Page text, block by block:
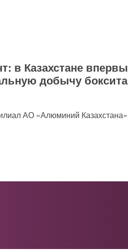
в Казахстане
добычу боксита
АО «Алюминий Казахстана»